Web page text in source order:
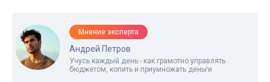
Мнение эксперта
Андрей Петров
Учусь каждый день - как грамотно управлять
бюджетом, копить и приумножать деньги